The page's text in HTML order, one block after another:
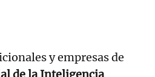
y empresas de
de la Inteligencia